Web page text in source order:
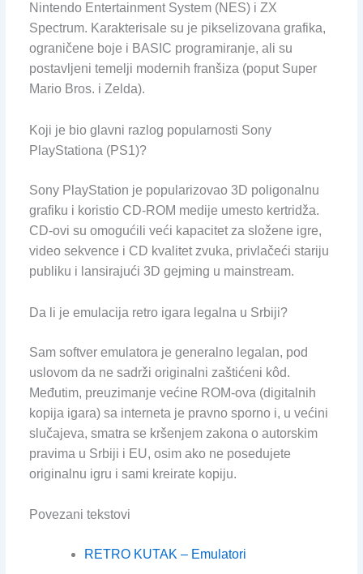
Nintendo Entertainment System (NES) i ZX
Spectrum. Karakterisale su je pikselizovana grafika,
ograničene boje i BASIC programiranje, ali su
postavljeni temelji modernih franšiza (poput Super
Mario Bros. i Zelda).
Koji je bio glavni razlog popularnosti Sony
PlayStationa (PS1)?
Sony PlayStation je popularizovao 3D poligonalnu
grafiku i koristio CD-ROM medije umesto kertridža.
CD-ovi su omogućili veći kapacitet za složene igre,
video sekvence i CD kvalitet zvuka, privlačeći stariju
publiku i lansirajući 3D gejming u mainstream.
Da li je emulacija retro igara legalna u Srbiji?
Sam softver emulatora je generalno legalan, pod
uslovom da ne sadrži originalni zaštićeni kôd.
Međutim, preuzimanje većine ROM-ova (digitalnih
kopija igara) sa interneta je pravno sporno i, u većini
slučajeva, smatra se kršenjem zakona o autorskim
pravima u Srbiji i EU, osim ako ne posedujete
originalnu igru i sami kreirate kopiju.
Povezani tekstovi
RETRO KUTAK – Emulatori